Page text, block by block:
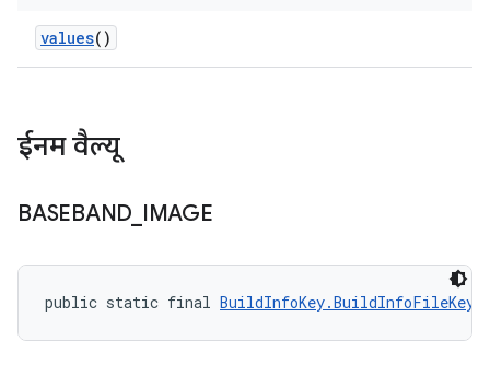
values()
ईनम वैल्यू
BASEBAND IMAGE
public static final BuildInfoKey.BuildInfoFileKey